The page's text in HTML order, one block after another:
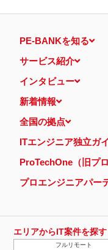
PE-BANKを知る
サービス紹介
インタビュー
新着情報
全国の拠点
ITエンジニア独立ガ
ProTechOne（旧プ
プロエンジニアパー
エリアからIT案件を探す
フルリモート